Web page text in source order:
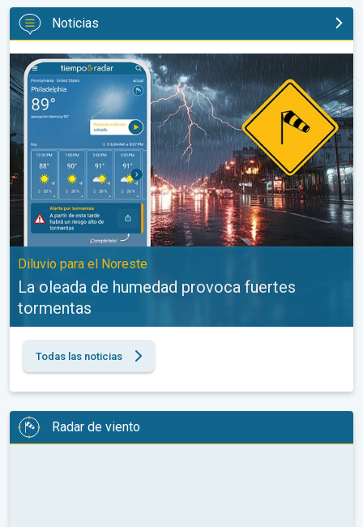
Noticias
La oleada de humedad provoca fuertes tormentas. Diluvio
Diluvio para el Noreste
La oleada de humedad provoca fuertes
tormentas
Todas las noticias
Radar de viento